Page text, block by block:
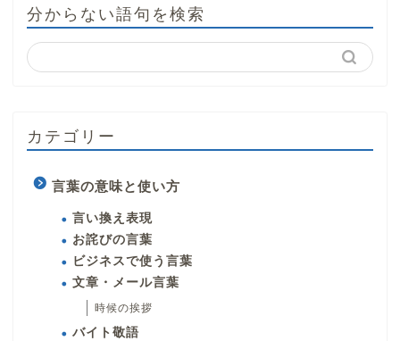
分からない語句を検索
カテゴリー
言葉の意味と使い方
言い換え表現
お詫びの言葉
ビジネスで使う言葉
文章・メール言葉
時候の挨拶
バイト敬語